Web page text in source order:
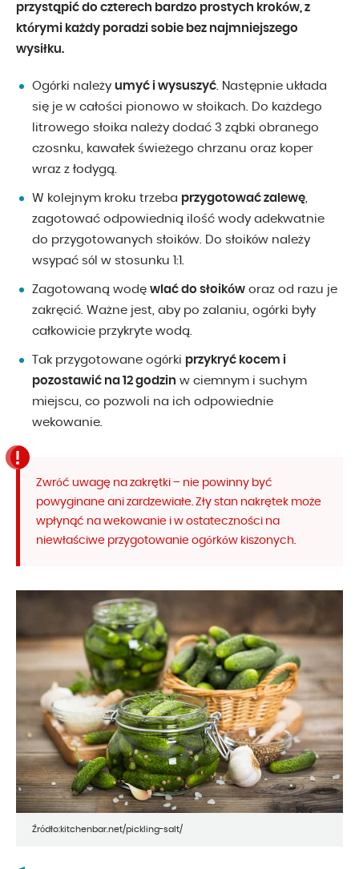
przystąpić do czterech bardzo prostych kroków, z
którymi każdy poradzi sobie bez najmniejszego
wysiłku.
Ogórki należy umyć i wysuszyć . Następnie układa
się je w całości pionowo w słoikach. Do każdego
litrowego słoika należy dodać 3 ząbki obranego
czosnku, kawałek świeżego chrzanu oraz koper
wraz z łodygą.
W kolejnym kroku trzeba przygotować zalewę
zagotować odpowiednią ilość wody adekwatnie
do przygotowanych słoików. Do słoików należy
wsypać sól w stosunku 1:1.
Zagotowaną wodę wlać do słoików oraz od razu je
zakręcić. Ważne jest, aby po zalaniu, ogórki były
całkowicie przykryte wodą.
Tak przygotowane ogórki przykryć kocem i
pozostawić na 12 godzin w ciemnym i suchym
miejscu, co pozwoli na ich odpowiednie
wekowanie.
Zwróć uwagę na zakrętki – nie powinny być
powyginane ani zardzewiałe. Zły stan nakrętek może
wpłynąć na wekowanie i w ostateczności na
niewłaściwe przygotowanie ogórków kiszonych.
Źródło:kitchenbar.net/pickling-salt/